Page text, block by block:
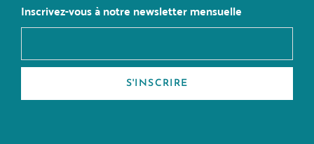
Inscrivez-vous à notre newsletter mensuelle
S'INSCRIRE